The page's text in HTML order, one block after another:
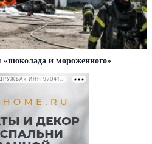
«шоколада и мороженного»
РЕКЛАМА • ООО «ДРУЖБА» ИНН 9704146411